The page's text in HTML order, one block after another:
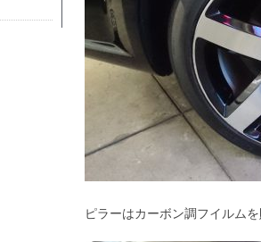
ピラーはカーボン調フイルム